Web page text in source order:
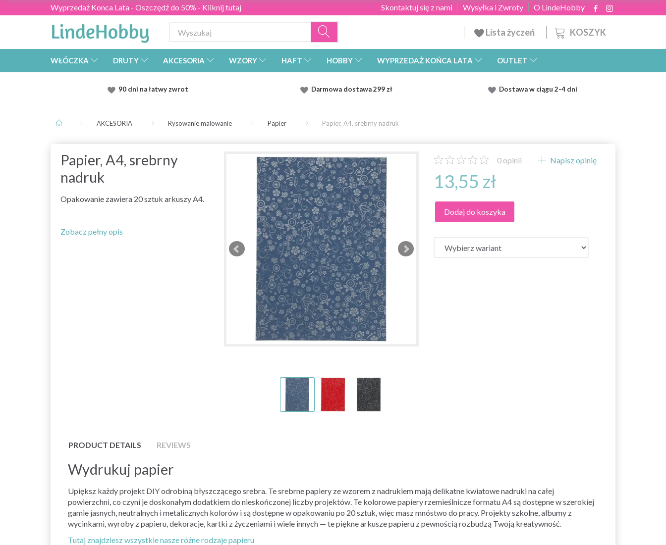
Wyprzedaż Konca Lata - Oszczędź do 50% - Kliknij tutaj O LindeHobby
Wysyłka i Zwroty
Skontaktuj się z nami
KOSZYK
Lista życzeń
WŁÓCZKA DRUTY AKCESORIA WZORY HAFT HOBBY WYPRZEDAŻ KOŃCA LATA OUTLET
90 dni na łatwy zwrot Darmowa dostawa299 zł Dostawaw ciągu 2-4 dni
AKCESORIA Rysowanie malowanie Papier Papier, A4, srebrny nadruk
Papier, A4, srebrny
nadruk
Opakowanie zawiera 20 sztuk arkuszy A4.
Zobacz pełny opis
0 opinii Napisz opinię
13,55 zł
Dodaj do koszyka
PRODUCT DETAILS REVIEWS
Wydrukuj papier
Upiększ każdy projekt DIY odrobiną błyszczącego srebra. Te srebrne papiery ze wzorem z nadrukiem mają delikatne kwiatowe nadruki na całej
powierzchni, co czyni je doskonałym dodatkiem do nieskończonej liczby projektów. Te kolorowe papiery rzemieślnicze formatu A4 są dostępne w szerokiej
gamie jasnych, neutralnych i metalicznych kolorów i są dostępne w opakowaniu po 20 sztuk, więc masz mnóstwo do pracy. Projekty szkolne, albumy z
wycinkami, wyroby z papieru, dekoracje, kartki z życzeniami i wiele innych — te piękne arkusze papieru z pewnością rozbudzą Twoją kreatywność.
Tutaj znajdziesz wszystkie nasze różne rodzaje papieru